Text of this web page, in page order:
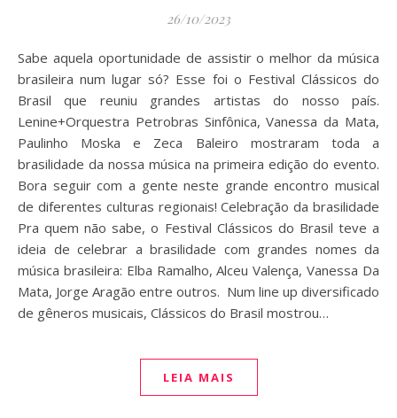
26/10/2023
Sabe aquela oportunidade de assistir o melhor da música
brasileira num lugar só? Esse foi o Festival Clássicos do
Brasil que reuniu grandes artistas do nosso país.
Lenine+Orquestra Petrobras Sinfônica, Vanessa da Mata,
Paulinho Moska e Zeca Baleiro mostraram toda a
brasilidade da nossa música na primeira edição do evento.
Bora seguir com a gente neste grande encontro musical
de diferentes culturas regionais! Celebração da brasilidade
Pra quem não sabe, o Festival Clássicos do Brasil teve a
ideia de celebrar a brasilidade com grandes nomes da
música brasileira: Elba Ramalho, Alceu Valença, Vanessa Da
Mata, Jorge Aragão entre outros. Num line up diversificado
de gêneros musicais, Clássicos do Brasil mostrou…
LEIA MAIS